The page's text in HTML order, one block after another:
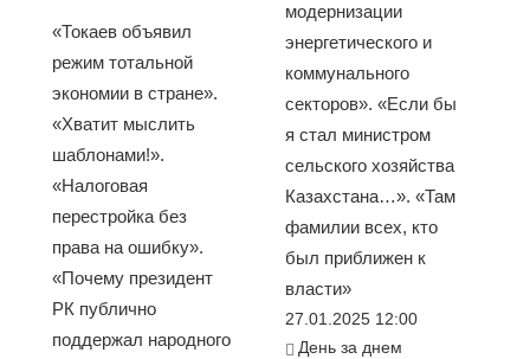
«Токаев объявил
режим тотальной
экономии в стране».
«Хватит мыслить
шаблонами!».
«Налоговая
перестройка без
права на ошибку».
«Почему президент
РК публично
поддержал народного
модернизации
энергетического и
коммунального
секторов». «Если бы
я стал министром
сельского хозяйства
Казахстана…». «Там
фамилии всех, кто
был приближен к
власти»
27.01.2025 12:00
День за днем